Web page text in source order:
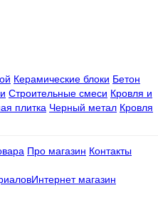
Керамические блоки Бетон
Строительные смеси Кровля и
плитка Черный метал Кровля
Про магазин Контакты
Интернет магазин